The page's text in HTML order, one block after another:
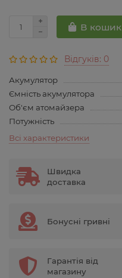
В кошик
Відгуків: 0
Акумулятор
Ємність акумулятора
Об'єм атомайзера
Потужність
Всі характеристики
Швидка
доставка
Бонусні гривні
Гарантія від
магазину